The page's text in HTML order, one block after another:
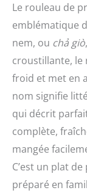
Le rouleau de
emblématique
nem, ou chả giò
croustillante, le
froid et met en
nom signifie
qui décrit
complète,
mangée
C’est un plat
préparé en